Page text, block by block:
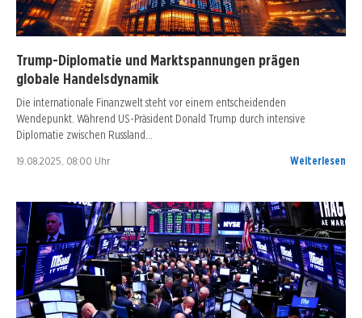
Trump-Diplomatie und Marktspannungen prägen
globale Handelsdynamik
Die internationale Finanzwelt steht vor einem entscheidenden
Wendepunkt. Während US-Präsident Donald Trump durch intensive
Diplomatie zwischen Russland…
19.08.2025, 08:00 Uhr Weiterlesen